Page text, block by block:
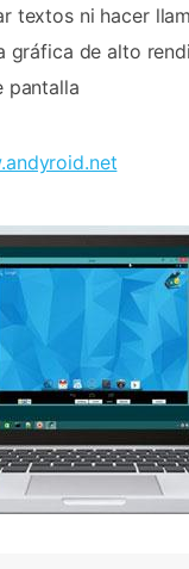
textos ni hacer
gráfica de alto
pantalla